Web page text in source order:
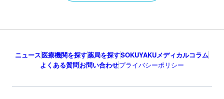
ニュース医療機関を探す薬局を探すSOKUYAKUメディカルコラム
よくある質問お問い合わせプライバシーポリシー